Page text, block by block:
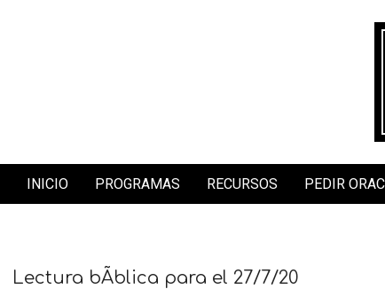
Secondary
INICIO PROGRAMAS RECURSOS PEDIR
Lectura bÃ­blica para el 27/7/20